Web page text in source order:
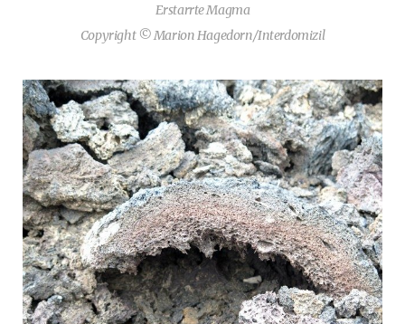
Erstarrte Magma
Copyright © Marion Hagedorn/Interdomizil